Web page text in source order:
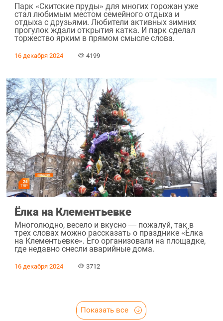
Парк «Скитские пруды» для многих горожан уже
стал любимым местом семейного отдыха и
отдыха с друзьями. Любители активных зимних
прогулок ждали открытия катка. И парк сделал
торжество ярким в прямом смысле слова.
16 декабря 2024 4199
Ёлка на Клементьевке
Многолюдно, весело и вкусно — пожалуй, так в
трех словах можно рассказать о празднике «Ёлка
на Клементьевке». Его организовали на площадке,
где недавно снесли аварийные дома.
16 декабря 2024 3712
Показать все